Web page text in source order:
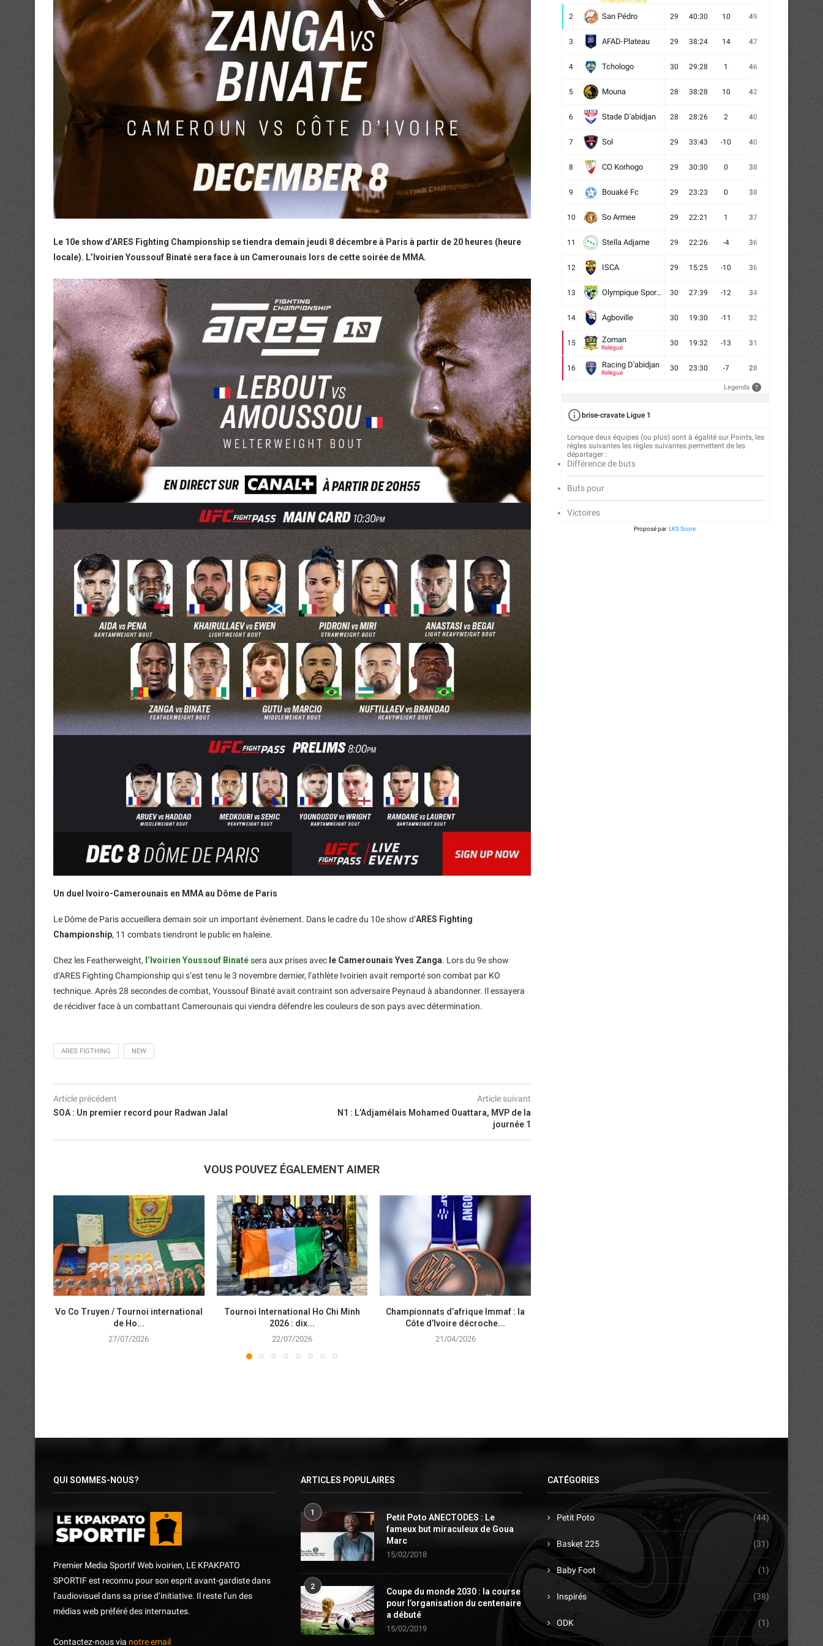
Le 10e show d’ARES Fighting Championship se tiendra demain jeudi 8 décembre à Paris à partir de 20 heures (heure
locale). L’Ivoirien Youssouf Binaté sera face à un Camerounais lors de cette soirée de MMA.
Un duel Ivoiro-Camerounais en MMA au Dôme de Paris
Le Dôme de Paris accueillera demain soir un important évènement. Dans le cadre du 10e show d’ARES Fighting
Championship, 11 combats tiendront le public en haleine.
Chez les Featherweight, l’Ivoirien Youssouf Binatésera aux prises avec le Camerounais Yves Zanga. Lors du 9e show
d’ARES Fighting Championship qui s’est tenu le 3 novembre dernier, l’athlète Ivoirien avait remporté son combat par KO
technique. Après 28 secondes de combat, Youssouf Binaté avait contraint son adversaire Peynaud à abandonner. Il essayera
de récidiver face à un combattant Camerounais qui viendra défendre les couleurs de son pays avec détermination.
ARES FIGTHING NEW
Article précédent
SOA : Un premier record pour Radwan Jalal
Article suivant
N1 : L’Adjamélais Mohamed Ouattara, MVP de la
journée 1
VOUS POUVEZ ÉGALEMENT AIMER
Vo Co Truyen / Tournoi international
de Ho...
27/07/2026
Tournoi International Ho Chi Minh
2026 : dix...
22/07/2026
Championnats d’afrique Immaf : la
Côte d’Ivoire décroche...
21/04/2026
Kickboxing : Abidjan au
réflexions pour...
2 San Pédro 29 40:30 10 49
3 AFAD-Plateau 29 38:24 14 47 8
4 Tchologo 30 29:28 1 46
5 Mouna 28 38:28 10 42
6 Stade D'abidjan 28 28:26 2 40 7
7 Sol 29 33:43 -10 40 13
8 CO Korhogo 29 30:30 0 38 11
9 Bouaké Fc 29 23:23 0 38
10 So Armee 29 22:21 1 37
11 Stella Adjame 29 22:26 -4 36 9 11
12 ISCA 29 15:25 -10 36
13 Olympique Sport d'Abobo FC 30 27:39 -12 34 14
14 Agboville 30 19:30 -11 32 12
15 Zoman
Relégué
30 19:32 -13 31 13
16 Racing D'abidjan
Relégué
30 23:30 -7 28
Legenda ?
brise-cravate Ligue 1
Lorsque deux équipes (ou plus) sont à égalité sur Points, les
règles suivantes les règles suivantes permettent de les
départager :
Différence de buts
Buts pour
Victoires
Proposé par LKS Score
QUI SOMMES-NOUS?
Premier Media Sportif Web ivoirien, LE KPAKPATO
SPORTIF est reconnu pour son esprit avant-gardiste dans
l’audiovisuel dans sa prise d’initiative. Il reste l’un des
médias web préféré des internautes.
Contactez-nous via notre email
ARTICLES POPULAIRES
1
Petit Poto ANECTODES : Le
fameux but miraculeux de Goua
Marc
15/02/2018
2
Coupe du monde 2030 : la course
pour l’organisation du centenaire
a débuté
15/02/2019
CATÉGORIES
Petit Poto (44)
Basket 225 (31)
Baby Foot (1)
Inspirés (38)
ODK (1)